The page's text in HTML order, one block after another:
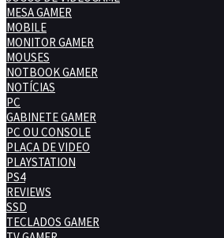
MESA GAMER
MOBILE
MONITOR GAMER
MOUSES
NOTBOOK GAMER
NOTÍCIAS
PC
GABINETE GAMER
PC OU CONSOLE
PLACA DE VIDEO
PLAYSTATION
PS4
REVIEWS
SSD
TECLADOS GAMER